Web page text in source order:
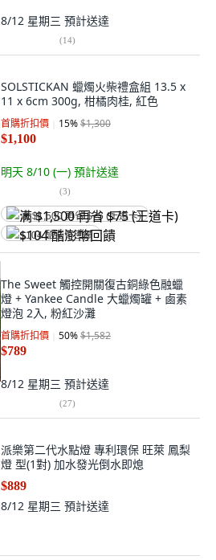
8/12 星期三 預計送達
(14)
SOLSTICKAN 蠟燭火柴禮盒組 13.5 x
11 x 6cm 300g, 柑橘肉桂, 紅色
首購折扣價 15%$1,300
$1,100
明天 8/10 (一) 預計送達
(3)
满 $1,500 再省 $75 (王道卡)
$104 酷澎幣回饋
The Sweet 觸控開關復古銅綠色融蠟
燈 + Yankee Candle 大蠟燭罐 + 鹵素
燈泡 2入, 粉紅沙灘
首購折扣價 50%$1,582
$789
8/12 星期三 預計送達
(27)
派樂第二代水點燈 專利環保 旺萊 鳳梨
燈 型(1對) 加水發光倒水即熄
$889
8/12 星期三 預計送達